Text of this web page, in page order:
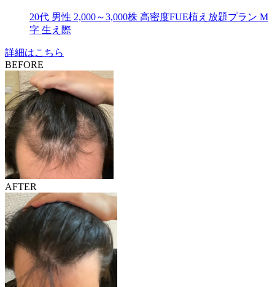
20代 男性 2,000～3,000株 高密度FUE植え放題プラン M
字 生え際
詳細はこちら
BEFORE
AFTER